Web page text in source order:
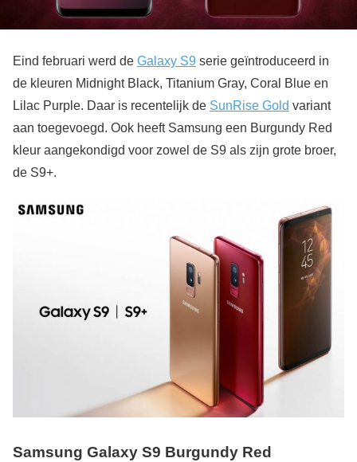
Eind februari werd de Galaxy S9 serie geïntroduceerd in
de kleuren Midnight Black, Titanium Gray, Coral Blue en
Lilac Purple. Daar is recentelijk de SunRise Gold variant
aan toegevoegd. Ook heeft Samsung een Burgundy Red
kleur aangekondigd voor zowel de S9 als zijn grote broer,
de S9+.
Samsung Galaxy S9 Burgundy Red